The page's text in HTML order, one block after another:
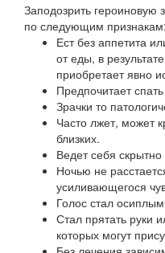
Заподозрить героиновую
по следующим признакам:
Ест без аппетита
от еды, в
приобретает явно
Предпочитает
Зрачки то
Часто лжет, может
близких.
Ведет себя
Ночью не
усиливающегося
Голос стал
Стал прятать руки
которых могут